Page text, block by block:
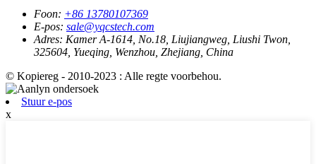
Foon: +86 13780107369
E-pos: sale@yqcstech.com
Adres: Kamer A-1614, No.18, Liujiangweg, Liushi Twon,
325604, Yueqing, Wenzhou, Zhejiang, China
© Kopiereg - 2010-2023 : Alle regte voorbehou.
Stuur e-pos
x